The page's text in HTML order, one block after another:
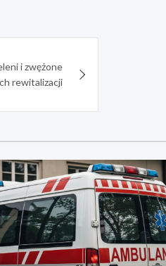
i zwężone
rewitalizacji